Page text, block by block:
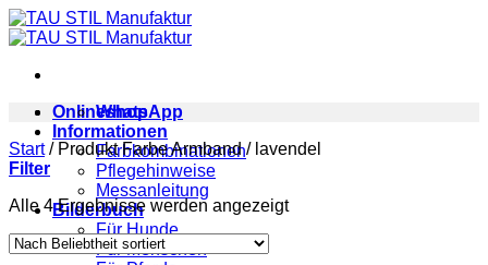
Zum
Inhalt
Onlineshop
Informationen
Farbkombinationen
Pflegehinweise
Messanleitung
Bilderbuch
Für Hunde
Für Menschen
WhatsApp
Start /Produkt Farbe Armband/lavendel
Filter
Alle 4 Ergebnisse werden angezeigtNach